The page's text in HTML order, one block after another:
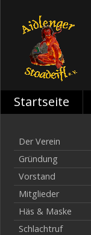
Startseite
Der Verein
Gründung
Vorstand
Mitglieder
Häs & Maske
Schlachtruf